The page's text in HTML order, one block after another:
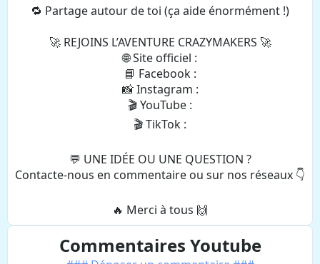
🔁 Partage autour de toi (ça aide énormément !)
🚀 REJOINS L’AVENTURE CRAZYMAKERS 🚀
🌐 Site officiel :
📘 Facebook :
📸 Instagram :
🎬 YouTube :
🎬 TikTok :
💬 UNE IDÉE OU UNE QUESTION ?
Contacte-nous en commentaire ou sur nos réseaux 👇
🔥 Merci à tous 🙌
Commentaires Youtube